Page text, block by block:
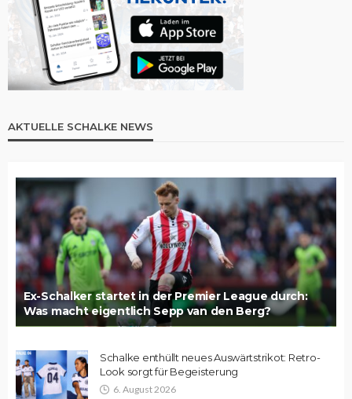
AKTUELLE SCHALKE NEWS
Ex-Schalker startet in der Premier League durch:
Was macht eigentlich Sepp van den Berg?
Schalke enthüllt neues Auswärtstrikot: Retro-
Look sorgt für Begeisterung
6. August 2026